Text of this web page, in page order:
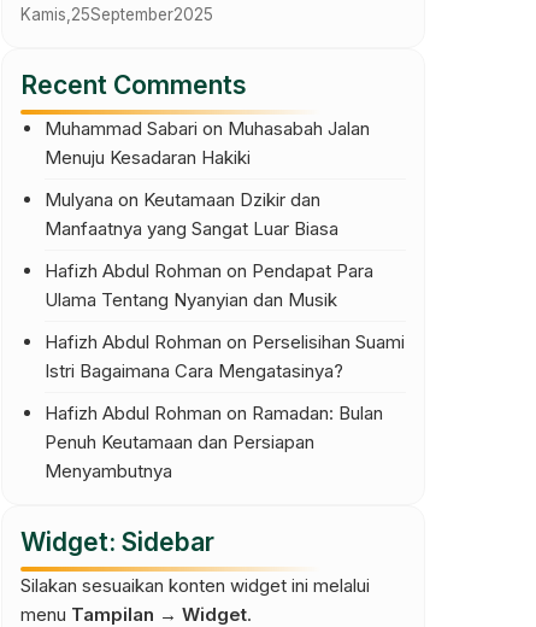
Kamis, 25September2025
Recent Comments
Muhammad Sabari on Muhasabah Jalan
Menuju Kesadaran Hakiki
Mulyana on Keutamaan Dzikir dan
Manfaatnya yang Sangat Luar Biasa
Hafizh Abdul Rohman on Pendapat Para
Ulama Tentang Nyanyian dan Musik
Hafizh Abdul Rohman on Perselisihan Suami
Istri Bagaimana Cara Mengatasinya?
Hafizh Abdul Rohman on Ramadan: Bulan
Penuh Keutamaan dan Persiapan
Menyambutnya
Widget: Sidebar
Silakan sesuaikan konten widget ini melalui
menu Tampilan → Widget.